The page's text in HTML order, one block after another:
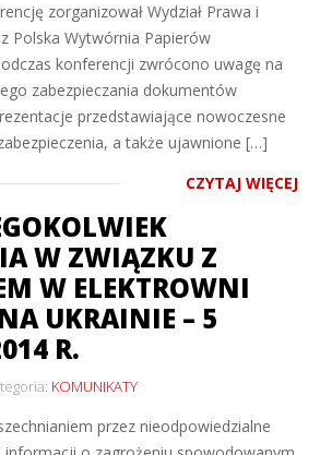
zorganizował Wydział Prawa i
Polska Wytwórnia Papierów
konferencji zwrócono uwagę na
zabezpieczania dokumentów
przedstawiające nowoczesne
a także ujawnione […]
CZYTAJ WIĘCEJ
W ZWIĄZKU Z
W ELEKTROWNI
UKRAINIE – 5
R.
KOMUNIKATY
przez nieodpowiedzialne